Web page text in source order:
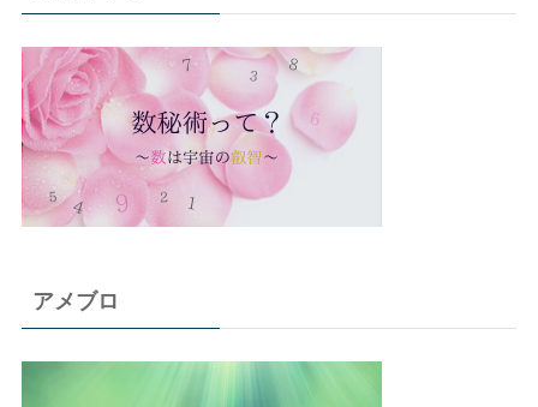
アメブロ